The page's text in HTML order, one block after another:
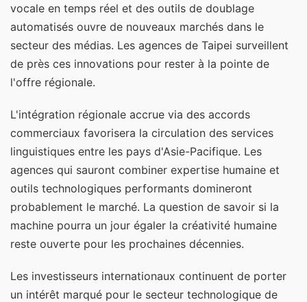
vocale en temps réel et des outils de doublage
automatisés ouvre de nouveaux marchés dans le
secteur des médias. Les agences de Taipei surveillent
de près ces innovations pour rester à la pointe de
l'offre régionale.
L'intégration régionale accrue via des accords
commerciaux favorisera la circulation des services
linguistiques entre les pays d'Asie-Pacifique. Les
agences qui sauront combiner expertise humaine et
outils technologiques performants domineront
probablement le marché. La question de savoir si la
machine pourra un jour égaler la créativité humaine
reste ouverte pour les prochaines décennies.
Les investisseurs internationaux continuent de porter
un intérêt marqué pour le secteur technologique de